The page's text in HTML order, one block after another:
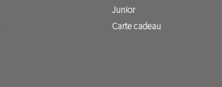
Junior
Carte cadeau